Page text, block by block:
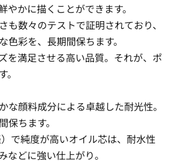
かに描くことができます。
数々のテストで証明されており、
色彩を、長期間保ちます。
を満足させる高い品質。それが、ポ
顔料成分による卓越した耐光性。
保ちます。
純度が高いオイル芯は、耐水性
などに強い仕上がり。